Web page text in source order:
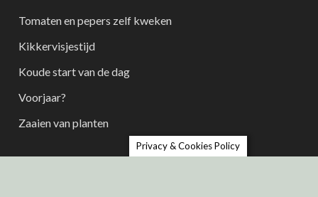
Tomaten en pepers zelf kweken
Kikkervisjestijd
Koude start van de dag
Voorjaar?
Zaaien van planten
Privacy & Cookies Policy